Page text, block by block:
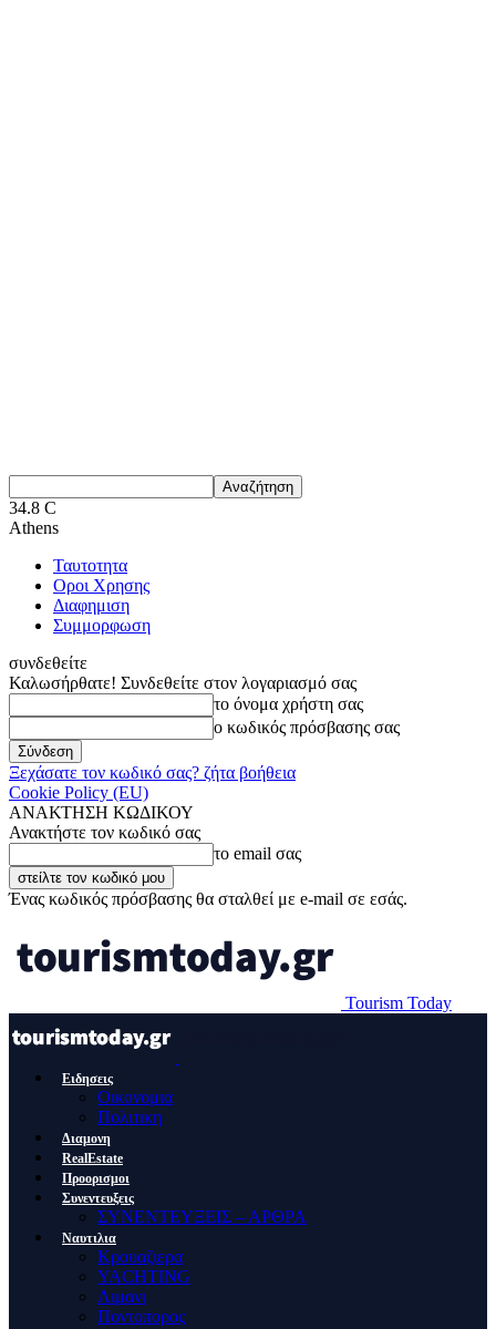
34.8 C
Athens
Ταυτοτητα
Οροι Χρησης
Διαφημιση
Συμμορφωση
συνδεθείτε
Καλωσήρθατε! Συνδεθείτε στον λογαριασμό σας
το όνομα χρήστη σας
ο κωδικός πρόσβασης σας
Ξεχάσατε τον κωδικό σας? ζήτα βοήθεια
Cookie Policy (EU)
ΑΝΑΚΤΗΣΗ ΚΩΔΙΚΟΥ
Ανακτήστε τον κωδικό σας
το email σας
Ένας κωδικός πρόσβασης θα σταλθεί με e-mail σε εσάς.
Tourism Today
Ειδησεις
Οικονομια
Πολιτικη
Διαμονη
RealEstate
Προορισμοι
Συνεντευξεις
ΣΥΝΕΝΤΕΥΞΕΙΣ – ΑΡΘΡΑ
Ναυτιλια
Κρουαζιερα
YACHTING
Λιμανι
Ποντοπορος